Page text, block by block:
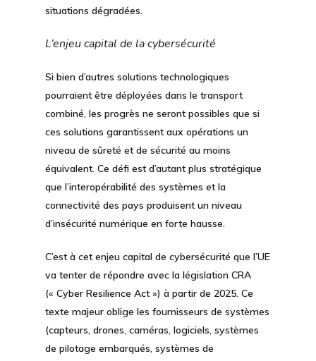
situations dégradées.
L’enjeu capital de la cybersécurité
Si bien d’autres solutions technologiques
pourraient être déployées dans le transport
combiné, les progrès ne seront possibles que si
ces solutions garantissent aux opérations un
niveau de sûreté et de sécurité au moins
équivalent. Ce défi est d’autant plus stratégique
que l’interopérabilité des systèmes et la
connectivité des pays produisent un niveau
d’insécurité numérique en forte hausse.
C’est à cet enjeu capital de cybersécurité que l’UE
va tenter de répondre avec la législation CRA
(« Cyber Resilience Act ») à partir de 2025. Ce
texte majeur oblige les fournisseurs de systèmes
(capteurs, drones, caméras, logiciels, systèmes
de pilotage embarqués, systèmes de